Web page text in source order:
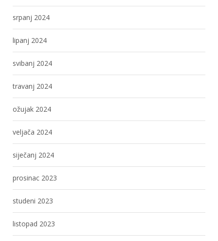
srpanj 2024
lipanj 2024
svibanj 2024
travanj 2024
ožujak 2024
veljača 2024
siječanj 2024
prosinac 2023
studeni 2023
listopad 2023